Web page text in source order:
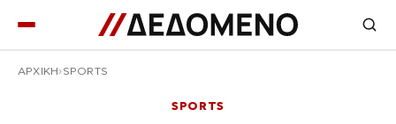
ΑΡΧΙΚΉ SPORTS
SPORTS